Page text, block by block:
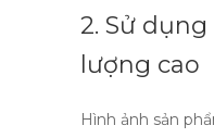
2. Sử
lượng cao
Hình ảnh sản